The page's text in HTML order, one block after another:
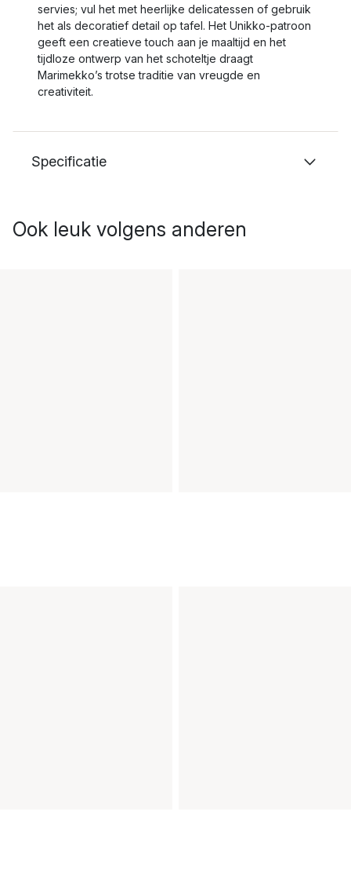
servies; vul het met heerlijke delicatessen of gebruik
het als decoratief detail op tafel. Het Unikko-patroon
geeft een creatieve touch aan je maaltijd en het
tijdloze ontwerp van het schoteltje draagt
Marimekko’s trotse traditie van vreugde en
creativiteit.
Specificatie
Ook leuk volgens anderen